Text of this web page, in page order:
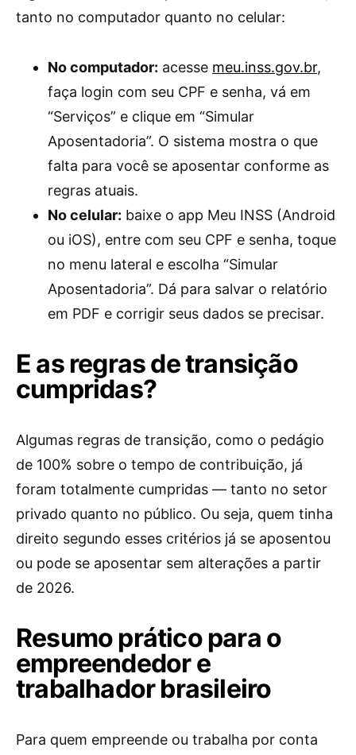
tanto no computador quanto no celular:
No computador: acesse meu.inss.gov.br,
faça login com seu CPF e senha, vá em
“Serviços” e clique em “Simular
Aposentadoria”. O sistema mostra o que
falta para você se aposentar conforme as
regras atuais.
No celular: baixe o app Meu INSS (Android
ou iOS), entre com seu CPF e senha, toque
no menu lateral e escolha “Simular
Aposentadoria”. Dá para salvar o relatório
em PDF e corrigir seus dados se precisar.
E as regras de transição
cumpridas?
Algumas regras de transição, como o pedágio
de 100% sobre o tempo de contribuição, já
foram totalmente cumpridas — tanto no setor
privado quanto no público. Ou seja, quem tinha
direito segundo esses critérios já se aposentou
ou pode se aposentar sem alterações a partir
de 2026.
Resumo prático para o
empreendedor e
trabalhador brasileiro
Para quem empreende ou trabalha por conta